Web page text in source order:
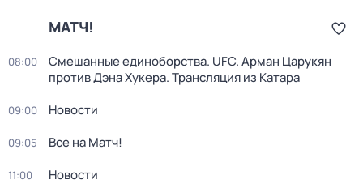
МАТЧ!
08:00
Смешанные единоборства. UFC. Арман Царукян
против Дэна Хукера. Трансляция из Катара
09:00 Новости
09:05 Все на Матч!
11:00 Новости